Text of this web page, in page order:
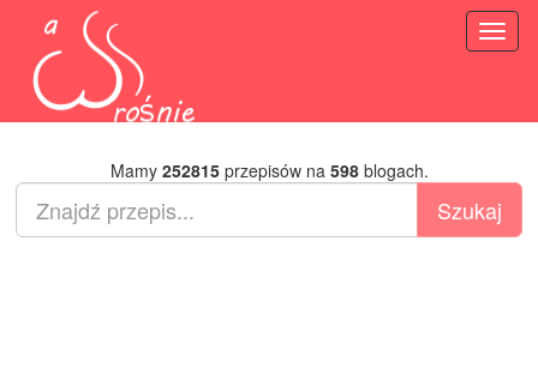
Mamy 252815przepisów na 598blogach.